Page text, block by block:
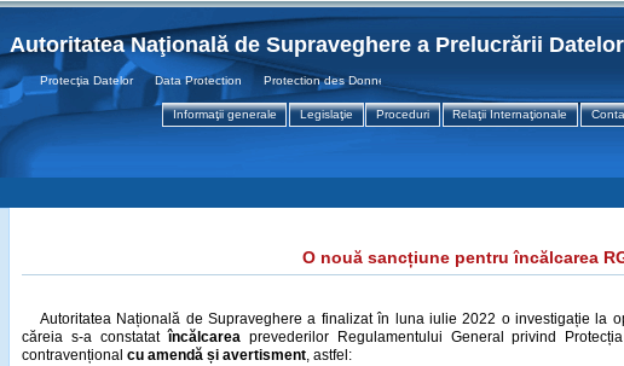
Autoritatea Naţională de Supraveghere a Prelucrării
Protecţia Datelor Data Protection Protection des Donnees
Informaţii generale Legislaţie Proceduri Relaţii Internaţionale
O nouă sancțiune pentru încălcarea
Autoritatea Națională de Supraveghere a finalizat în luna iulie 2022 o investigație la
căreia s-a constatatîncălcarea prevederilor Regulamentului General privind
contravențional cu amendă și avertisment, astfel: